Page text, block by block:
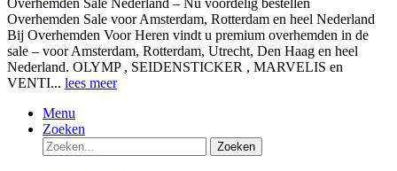
Overhemden Sale Nederland – Nu voordelig bestellen
Overhemden Sale voor Amsterdam, Rotterdam en heel Nederland
Bij Overhemden Voor Heren vindt u premium overhemden in de
sale – voor Amsterdam, Rotterdam, Utrecht, Den Haag en heel
Nederland. OLYMP , SEIDENSTICKER , MARVELIS en
VENTI... lees meer
Menu
Zoeken
Zoeken